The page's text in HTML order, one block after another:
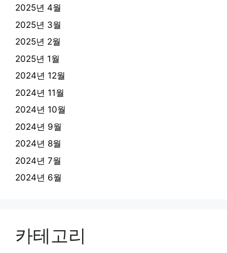
2025년 4월
2025년 3월
2025년 2월
2025년 1월
2024년 12월
2024년 11월
2024년 10월
2024년 9월
2024년 8월
2024년 7월
2024년 6월
카테고리